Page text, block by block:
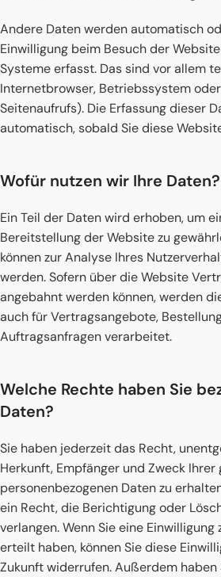
Andere Daten werden automatisch
Einwilligung beim Besuch der
Systeme erfasst. Das sind vor allem
Internetbrowser, Betriebssystem
Seitenaufrufs). Die Erfassung dieser
automatisch, sobald Sie diese
Wofür nutzen wir Ihre Daten?
Ein Teil der Daten wird erhoben, um
Bereitstellung der Website zu
können zur Analyse Ihres
werden. Sofern über die Website
angebahnt werden können, werden
auch für Vertragsangebote,
Auftragsanfragen verarbeitet.
Welche Rechte haben Sie
Daten?
Sie haben jederzeit das Recht,
Herkunft, Empfänger und Zweck
personenbezogenen Daten zu
ein Recht, die Berichtigung oder
verlangen. Wenn Sie eine
erteilt haben, können Sie diese
Zukunft widerrufen. Außerdem haben